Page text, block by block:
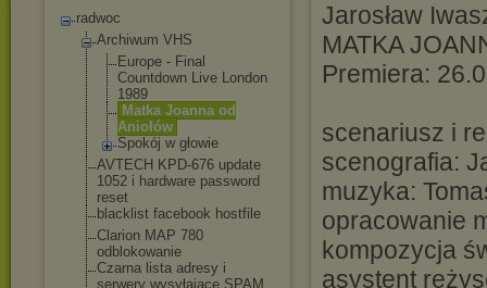
radwoc
Archiwum VHS
Europe - Final
Countdown Live London
1989
Matka Joanna od
Aniołów
Spokój w głowie
AVTECH KPD-676 update
1052 i hardware password
reset
blacklist facebook hostfile
Clarion MAP 780
odblokowanie
Czarna lista adresy i
serwery wysyłające SPAM
Jarosław
MATKA
Premiera:
scenariusz i
scenografia:
muzyka:
opracowanie
kompozycja
asystent